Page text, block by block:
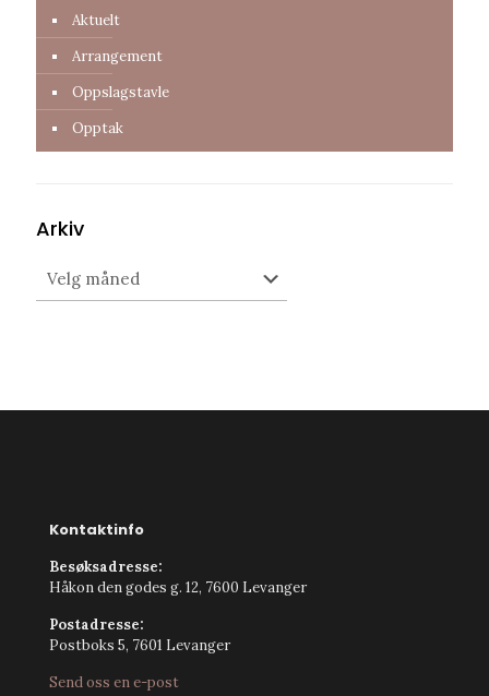
Aktuelt
Arrangement
Oppslagstavle
Opptak
Arkiv
Kontaktinfo
Besøksadresse:
Håkon den godes g. 12, 7600 Levanger
Postadresse:
Postboks 5, 7601 Levanger
Send oss en e-post